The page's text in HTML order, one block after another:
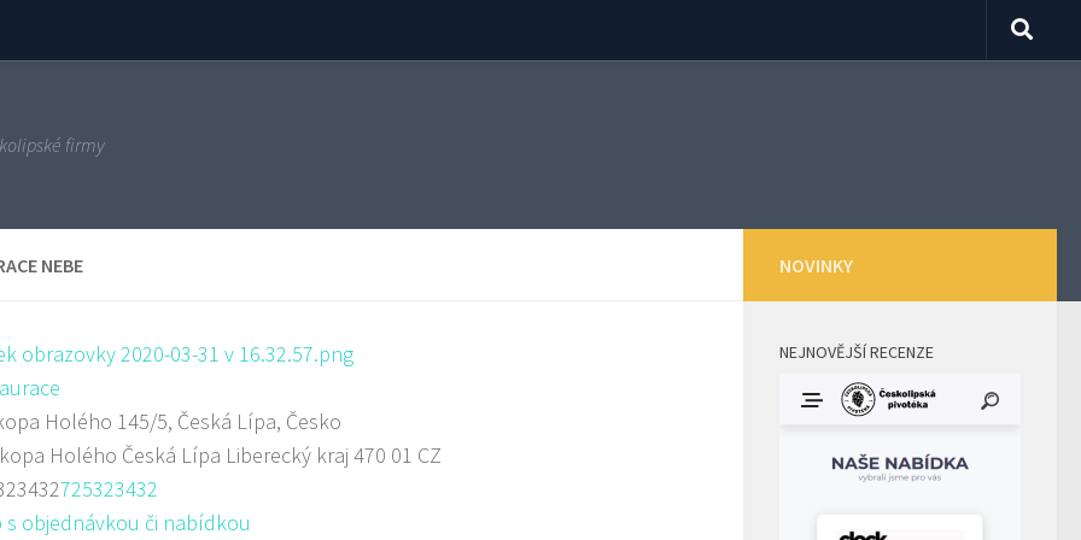
firmy
NEBE
Holého 145/5, Česká Lípa, Česko
Holého Česká Lípa Liberecký kraj 470 01 CZ
725323432
s objednávkou či nabídkou
NOVINKY
NEJNOVĚJŠÍ RECENZE